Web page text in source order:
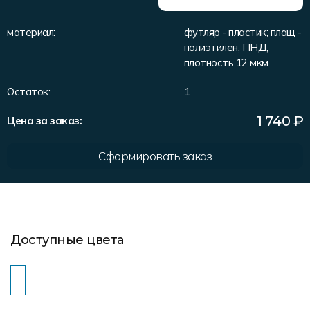
материал:
футляр - пластик; плащ -
полиэтилен, ПНД,
плотность 12 мкм
Остаток: 1
Цена за заказ: 1 740 ₽
Сформировать заказ
Доступные цвета
Распродажа
Реквизиты
Система скидок и наценок
Пользовательское соглашение